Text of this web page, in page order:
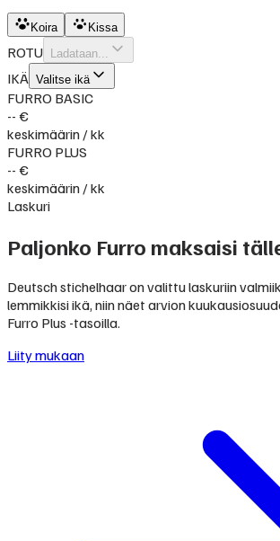
Koira Kissa
ROTU Ladataan...
IKÄ Valitse ikä
FURRO BASIC
-- €
keskimäärin / kk
FURRO PLUS
-- €
keskimäärin / kk
Laskuri
Paljonko Furro maksaisi
Deutsch stichelhaar on valittu laskuriin
lemmikkisi ikä, niin näet arvion
Furro Plus -tasoilla.
Liity mukaan